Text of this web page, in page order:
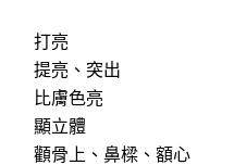
打亮
提亮、突出
比膚色亮
顯立體
顴骨上、鼻樑、額心